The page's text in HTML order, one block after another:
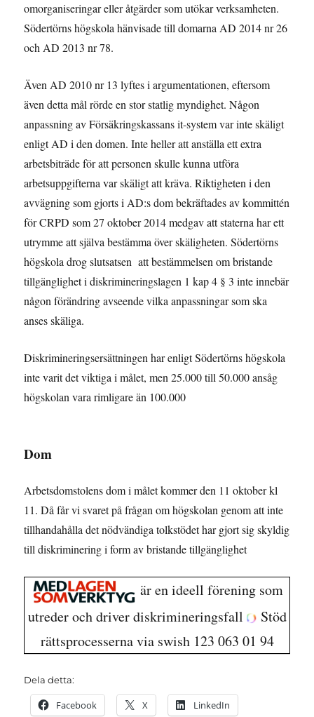
omorganiseringar eller åtgärder som utökar verksamheten.
Södertörns högskola hänvisade till domarna AD 2014 nr 26
och AD 2013 nr 78.
Även AD 2010 nr 13 lyftes i argumentationen, eftersom
även detta mål rörde en stor statlig myndighet. Någon
anpassning av Försäkringskassans it-system var inte skäligt
enligt AD i den domen. Inte heller att anställa ett extra
arbetsbiträde för att personen skulle kunna utföra
arbetsuppgifterna var skäligt att kräva. Riktigheten i den
avvägning som gjorts i AD:s dom bekräftades av kommittén
för CRPD som 27 oktober 2014 medgav att staterna har ett
utrymme att själva bestämma över skäligheten. Södertörns
högskola drog slutsatsen att bestämmelsen om bristande
tillgänglighet i diskrimineringslagen 1 kap 4 § 3 inte innebär
någon förändring avseende vilka anpassningar som ska
anses skäliga.
Diskrimineringsersättningen har enligt Södertörns högskola
inte varit det viktiga i målet, men 25.000 till 50.000 ansåg
högskolan vara rimligare än 100.000
Dom
Arbetsdomstolens dom i målet kommer den 11 oktober kl
11. Då får vi svaret på frågan om högskolan genom att inte
tillhandahålla det nödvändiga tolkstödet har gjort sig skyldig
till diskriminering i form av bristande tillgänglighet
är en ideell förening som
utreder och driver diskrimineringsfall
Stöd
rättsprocesserna via swish 123 063 01 94
Dela detta:
Facebook X LinkedIn